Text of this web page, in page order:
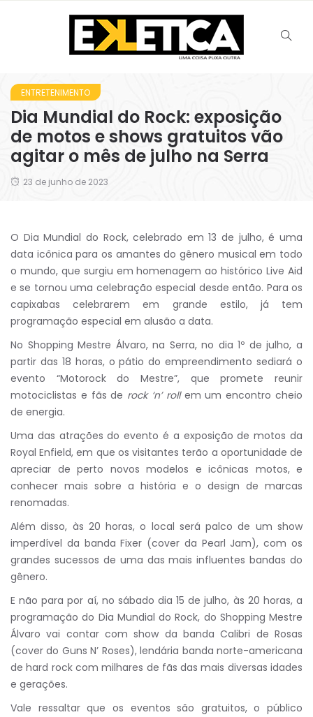
ENTRETENIMENTO
Dia Mundial do Rock: exposição
de motos e shows gratuitos vão
agitar o mês de julho na Serra
23 de junho de 2023
O Dia Mundial do Rock, celebrado em 13 de julho, é uma
data icônica para os amantes do gênero musical em todo
o mundo, que surgiu em homenagem ao histórico Live Aid
e se tornou uma celebração especial desde então. Para os
capixabas celebrarem em grande estilo, já tem
programação especial em alusão a data.
No Shopping Mestre Álvaro, na Serra, no dia 1º de julho, a
partir das 18 horas, o pátio do empreendimento sediará o
evento “Motorock do Mestre”, que promete reunir
motociclistas e fãs de rock ‘n’ rollem um encontro cheio
de energia.
Uma das atrações do evento é a exposição de motos da
Royal Enfield, em que os visitantes terão a oportunidade de
apreciar de perto novos modelos e icônicas motos, e
conhecer mais sobre a história e o design de marcas
renomadas.
Além disso, às 20 horas, o local será palco de um show
imperdível da banda Fixer (cover da Pearl Jam), com os
grandes sucessos de uma das mais influentes bandas do
gênero.
E não para por aí, no sábado dia 15 de julho, às 20 horas, a
programação do Dia Mundial do Rock, do Shopping Mestre
Álvaro vai contar com show da banda Calibri de Rosas
(cover do Guns N’ Roses), lendária banda norte-americana
de hard rock com milhares de fãs das mais diversas idades
e gerações.
Vale ressaltar que os eventos são gratuitos, o público